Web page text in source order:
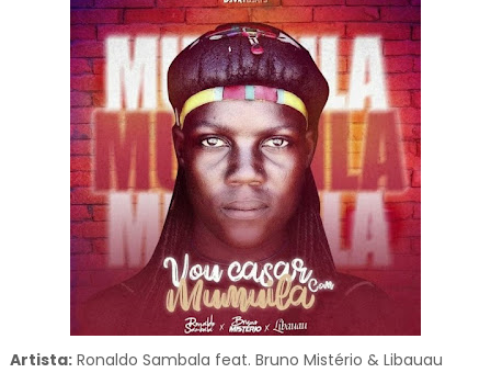
Artista:Ronaldo Sambala feat. Bruno Mistério & Libauau